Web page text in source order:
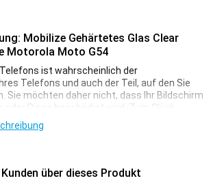
Mobilize Gehärtetes Glas Clear
Motorola Moto G54
ist wahrscheinlich der
Telefons und auch der Teil, auf den Sie
Sie möchten daher nicht, dass Ihr Bildschirm
oder Risse beschädigt wird. Zum Glück
mit einer Displayschutzfolie schützen.
über dieses Produkt